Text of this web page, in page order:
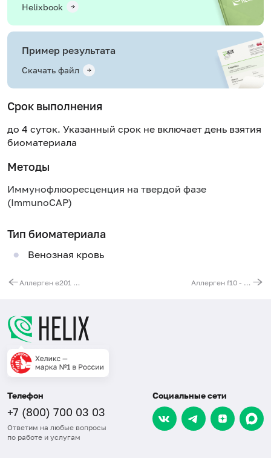
Helixbook
Пример результата
Скачать файл
Срок выполнения
до 4 суток. Указанный срок не включает день взятия
биоматериала
Методы
Иммунофлюоресценция на твердой фазе
(ImmunoCAP)
Тип биоматериала
Венозная кровь
Аллерген e201 - канарейка, перо, IgE (ImmunoCAP) Аллерген f10 - кунжут (Sesamum indicum), IgE (ImmunoCAP)
Телефон
+7 (800) 700 03 03
Ответим на любые вопросы
по работе и услугам
Социальные сети